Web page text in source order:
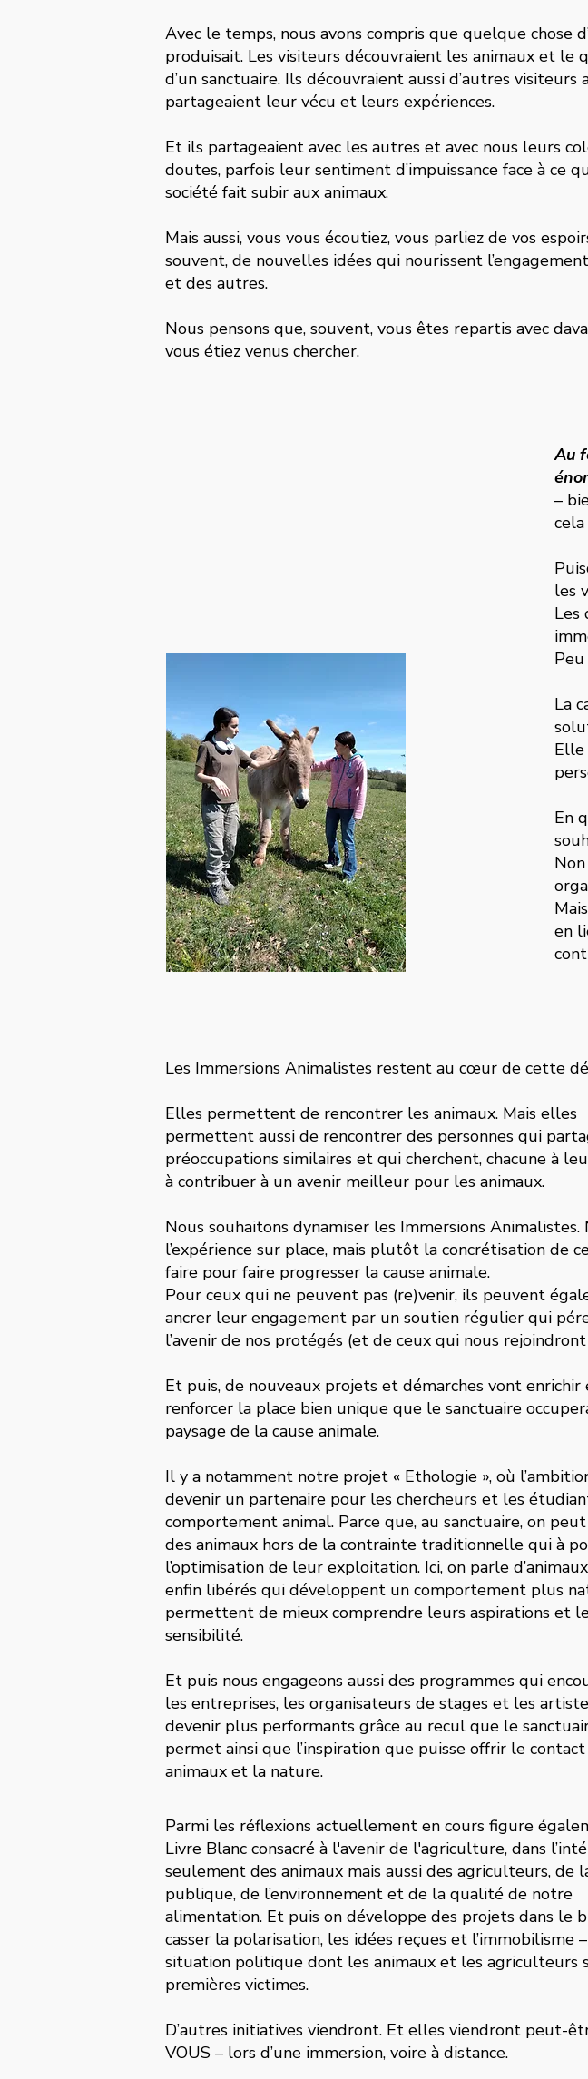
Avec le temps, nous avons compris que quelque chose
produisait. Les visiteurs découvraient les animaux et le
d’un sanctuaire. Ils découvraient aussi d’autres visiteurs
partageaient leur vécu et leurs expériences.
Et ils partageaient avec les autres et avec nous leurs
doutes, parfois leur sentiment d’impuissance face à ce
société fait subir aux animaux.
Mais aussi, vous vous écoutiez, vous parliez de vos
souvent, de nouvelles idées qui nourissent
et des autres.
Nous pensons que, souvent, vous êtes repartis avec
vous étiez venus chercher.
Au
–
les
Les
Peu
La
Elle
En
en
Les Immersions Animalistes restent au cœur de cette
Elles permettent de rencontrer les animaux. Mais elles
permettent aussi de rencontrer des personnes qui
préoccupations similaires et qui cherchent, chacune à
à contribuer à un avenir meilleur pour les animaux.
Nous souhaitons dynamiser les Immersions Animalistes.
l’expérience sur place, mais plutôt la concrétisation de
faire pour faire progresser la cause animale.
Pour ceux qui ne peuvent pas (re)venir, ils peuvent
ancrer leur engagement par un soutien régulier qui
l’avenir de nos protégés (et de ceux qui nous
Et puis, de nouveaux projets et démarches vont enrichir
renforcer la place bien unique que le sanctuaire
paysage de la cause animale.
Il y a notamment notre projet « Ethologie », où
devenir un partenaire pour les chercheurs et les
comportement animal. Parce que, au sanctuaire, on
des animaux hors de la contrainte traditionnelle qui à
l’optimisation de leur exploitation. Ici, on parle
enfin libérés qui développent un comportement plus
permettent de mieux comprendre leurs aspirations et
sensibilité.
Et puis nous engageons aussi des programmes qui
les entreprises, les organisateurs de stages et les
devenir plus performants grâce au recul que le
permet ainsi que l’inspiration que puisse offrir le contact
animaux et la nature.
Parmi les réflexions actuellement en cours figure
Livre Blanc consacré à l'avenir de l'agriculture, dans
seulement des animaux mais aussi des agriculteurs, de
publique, de l’environnement et de la qualité de notre
alimentation. Et puis on développe des projets dans le
casser la polarisation, les idées reçues et l’immobilisme
situation politique dont les animaux et les agriculteurs
premières victimes.
D’autres initiatives viendront. Et elles viendront peut-
VOUS – lors d’une immersion, voire à distance.